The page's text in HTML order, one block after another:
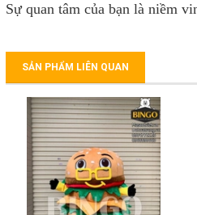
Sự quan tâm của bạn là niềm
SẢN PHẨM LIÊN QUAN